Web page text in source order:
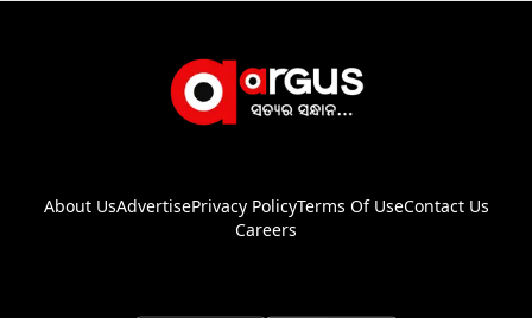
About UsAdvertisePrivacy PolicyTerms Of UseContact Us
Careers